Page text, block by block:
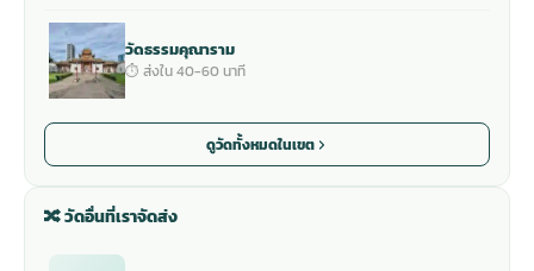
วัดธรรมคุณาราม
⏱ ส่งใน 40-60 นาที
ดูวัดทั้งหมดในเขต
🔀 วัดอื่นที่เราจัดส่ง